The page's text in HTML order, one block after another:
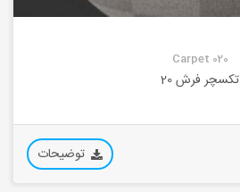
Carpet 020
تکسچر فرش 20
توضیحات